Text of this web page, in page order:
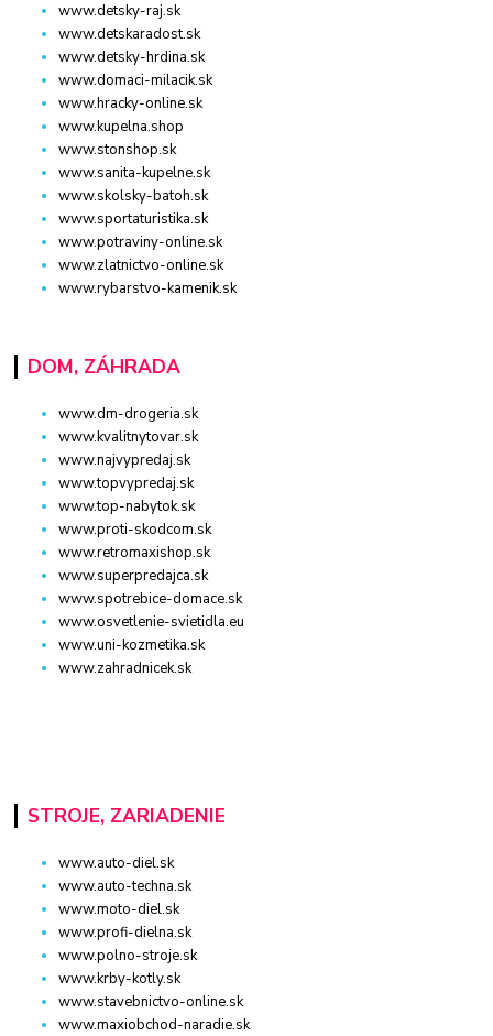
www.detsky-raj.sk
www.detskaradost.sk
www.detsky-hrdina.sk
www.domaci-milacik.sk
www.hracky-online.sk
www.kupelna.shop
www.stonshop.sk
www.sanita-kupelne.sk
www.skolsky-batoh.sk
www.sportaturistika.sk
www.potraviny-online.sk
www.zlatnictvo-online.sk
www.rybarstvo-kamenik.sk
DOM, ZÁHRADA
www.dm-drogeria.sk
www.kvalitnytovar.sk
www.najvypredaj.sk
www.topvypredaj.sk
www.top-nabytok.sk
www.proti-skodcom.sk
www.retromaxishop.sk
www.superpredajca.sk
www.spotrebice-domace.sk
www.osvetlenie-svietidla.eu
www.uni-kozmetika.sk
www.zahradnicek.sk
STROJE, ZARIADENIE
www.auto-diel.sk
www.auto-techna.sk
www.moto-diel.sk
www.profi-dielna.sk
www.polno-stroje.sk
www.krby-kotly.sk
www.stavebnictvo-online.sk
www.maxiobchod-naradie.sk